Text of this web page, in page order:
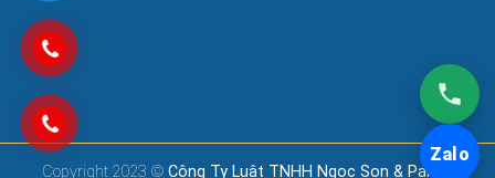
Copyright 2023 © Công Ty Luật TNHH Ngoc Son & Partners
Zalo